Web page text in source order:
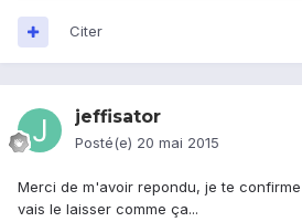
Citer
jeffisator
Posté(e) 20 mai 2015
Merci de m'avoir repondu, je te
vais le laisser comme ça...